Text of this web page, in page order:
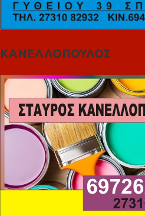
ΚΑΝΕΛΛΟΠΟΥΛΟΣ